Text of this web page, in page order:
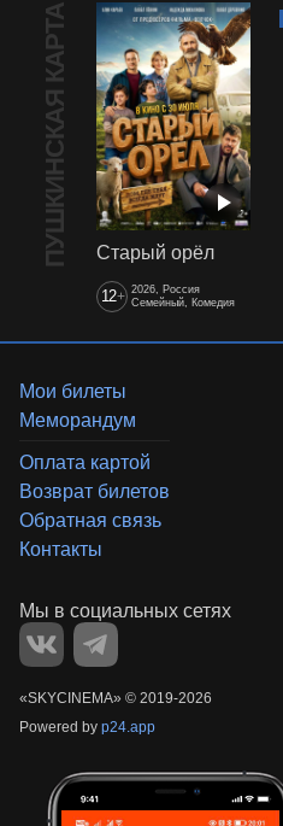
ПУШКИНСКАЯ КАРТА Старый орёл
12+ 2026, Россия
Семейный, Комедия
Мои билеты
Меморандум
Оплата картой
Возврат билетов
Обратная связь
Контакты
«‎SKYCINEMA» © 2019-2026
Powered by p24.app